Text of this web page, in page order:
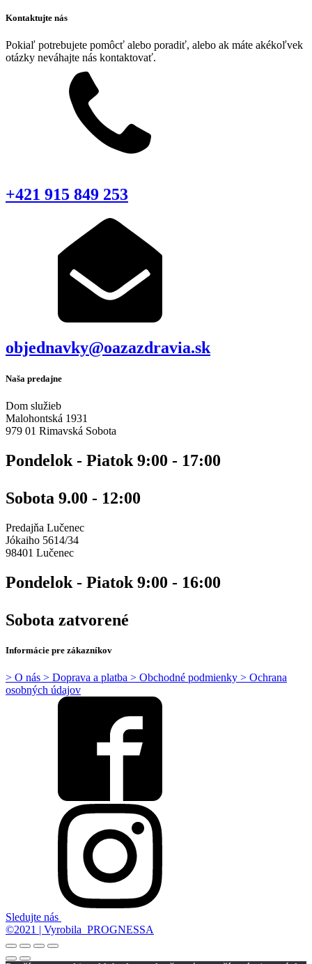
Kontaktujte nás
Pokiaľ potrebujete pomôcť alebo poradiť, alebo ak máte akékoľvek
otázky neváhajte nás kontaktovať.
+421 915 849 253
objednavky@oazazdravia.sk
Naša predajne
Dom služieb
Malohontská 1931
979 01 Rimavská Sobota
Pondelok - Piatok 9:00 - 17:00
Sobota 9.00 - 12:00
Predajňa Lučenec
Jókaiho 5614/34
98401 Lučenec
Pondelok - Piatok 9:00 - 16:00
Sobota zatvorené
Informácie pre zákazníkov
> O nás > Doprava a platba > Obchodné podmienky > Ochrana
osobných údajov
Sledujte nás
©2021 | Vyrobila PROGNESSA